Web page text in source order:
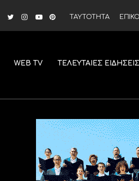
ΤΑΥΤΟΤΗΤΑ
WEB TV ΤΕΛΕΥΤΑΙΕΣ ΕΙΔΗΣΕΙΣ